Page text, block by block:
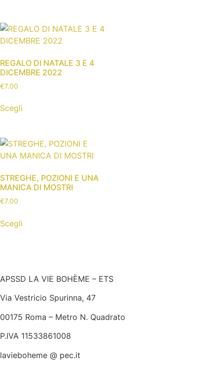
REGALO DI NATALE 3 E 4
DICEMBRE 2022
€7.00
Scegli
STREGHE, POZIONI E UNA
MANICA DI MOSTRI
€7.00
Scegli
APSSD LA VIE BOHÈME – ETS
Via Vestricio Spurinna, 47
00175 Roma – Metro N. Quadrato
P.IVA 11533861008
lavieboheme @ pec.it